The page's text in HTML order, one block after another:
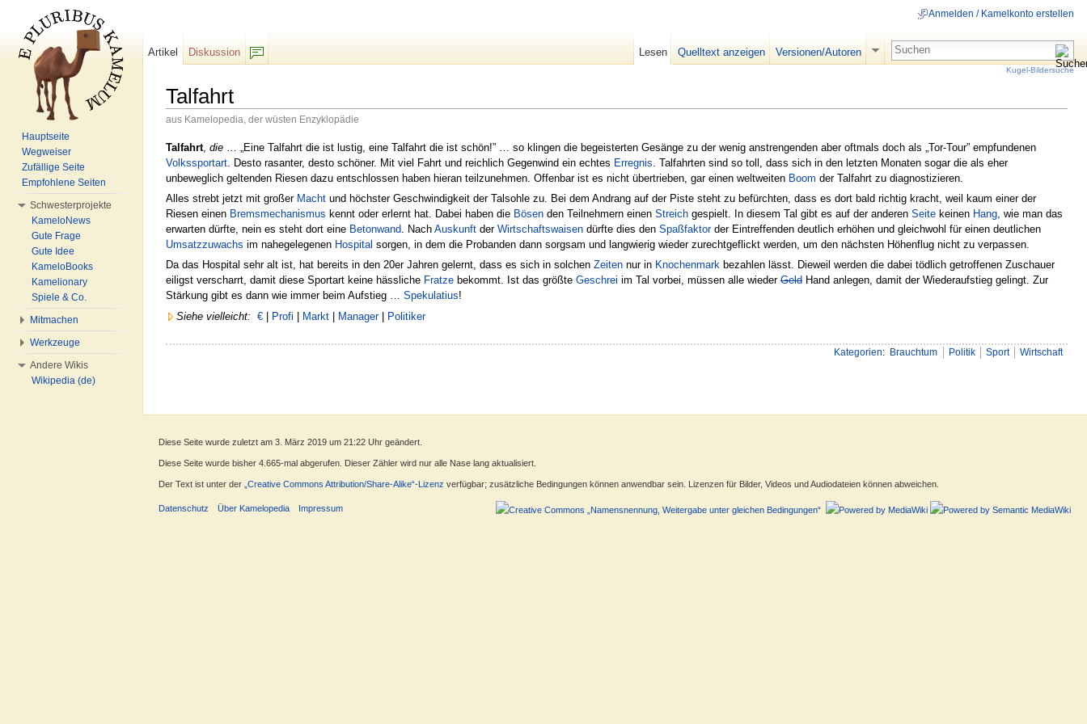
Talfahrt
aus Kamelopedia, der wüsten Enzyklopädie
Talfahrt, die … „Eine Talfahrt die ist lustig, eine Talfahrt die ist schön!” … so klingen die begeisterten Gesänge zu der wenig anstrengenden aber oftmals doch als „Tor-Tour” empfundenen
Volkssportart . Desto rasanter, desto schöner. Mit viel Fahrt und reichlich Gegenwind ein echtes Erregnis . Talfahrten sind so toll, dass sich in den letzten Monaten sogar die als eher
unbeweglich geltenden Riesen dazu entschlossen haben hieran teilzunehmen. Offenbar ist es nicht übertrieben, gar einen weltweiten Boom der Talfahrt zu diagnostizieren.
Alles strebt jetzt mit großer Macht und höchster Geschwindigkeit der Talsohle zu. Bei dem Andrang auf der Piste steht zu befürchten, dass es dort bald richtig kracht, weil kaum einer der
Riesen einen Bremsmechanismus kennt oder erlernt hat. Dabei haben die Bösen den Teilnehmern einen Streich gespielt. In diesem Tal gibt es auf der anderen Seite keinen Hang , wie man das
erwarten dürfte, nein es steht dort eine Betonwand . Nach Auskunft der Wirtschaftswaisen dürfte dies den Spaßfaktorder Eintreffenden deutlich erhöhen und gleichwohl für einen deutlichen
Umsatzzuwachs im nahegelegenen Hospital sorgen, in dem die Probanden dann sorgsam und langwierig wieder zurechtgeflickt werden, um den nächsten Höhenflug nicht zu verpassen.
Da das Hospital sehr alt ist, hat bereits in den 20er Jahren gelernt, dass es sich in solchen Zeiten nur in Knochenmark bezahlen lässt. Dieweil werden die dabei tödlich getroffenen Zuschauer
eiligst verscharrt, damit diese Sportart keine hässliche Fratze bekommt. Ist das größte Geschrei im Tal vorbei, müssen alle wieder Geld Hand anlegen, damit der Wiederaufstieg gelingt. Zur
Stärkung gibt es dann wie immer beim Aufstieg … Spekulatius!
Siehe vielleicht: € Profi Markt Manager| Politiker
Kategorien: Brauchtum Politik Sport Wirtschaft
Anmelden / Kamelkonto erstellen
Artikel
Diskussion
Lesen Quelltext anzeigen Versionen/Autoren
Kugel-Bildersuche
Hauptseite
Wegweiser
Zufällige Seite
Empfohlene Seiten
Schwesterprojekte
KameloNews
Gute Frage
Gute Idee
KameloBooks
Kamelionary
Spiele & Co.
Mitmachen
Werkzeuge
Andere Wikis
Wikipedia (de)
Diese Seite wurde zuletzt am 3. März 2019 um 21:22 Uhr geändert.
Diese Seite wurde bisher 4.665-mal abgerufen. Dieser Zähler wird nur alle Nase lang aktualisiert.
Der Text ist unter der „Creative Commons Attribution/Share-Alike“-Lizenz verfügbar; zusätzliche Bedingungen können anwendbar sein. Lizenzen für Bilder, Videos und Audiodateien können abweichen.
Datenschutz Über Kamelopedia Impressum